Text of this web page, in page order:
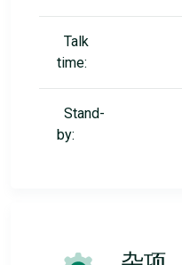
Talk
time:
Stand-
by: